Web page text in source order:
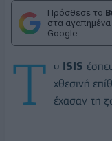
Πρόσθεσε το
στα
Google
Τ ο ISIS
χθεσινή
έχασαν τη